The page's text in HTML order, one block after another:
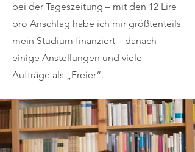
bei der Tageszeitung – mit den 12 Lire
pro Anschlag habe ich mir größtenteils
mein Studium finanziert – danach
einige Anstellungen und viele
Aufträge als „Freier“.